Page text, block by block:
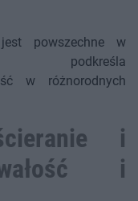
powszechne w
w różnorodnych
i
i